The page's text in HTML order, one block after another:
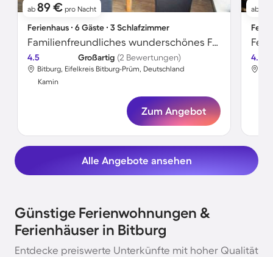
ab 89 € pro Nacht
Ferienhaus ∙ 6 Gäste ∙ 3 Schlafzimmer
Familienfreundliches wunderschönes Ferienhaus mit Terrasse, Garten und Grill | Panoramablick | Haustierfreundlich
4.5 Großartig (2 Bewertungen)
Bitburg, Eifelkreis Bitburg-Prüm, Deutschland
Kamin
Zum Angebot
ab
4.4
Alle Angebote ansehen
Günstige Ferienwohnungen &
Ferienhäuser in Bitburg
Entdecke preiswerte Unterkünfte mit hoher Qualität